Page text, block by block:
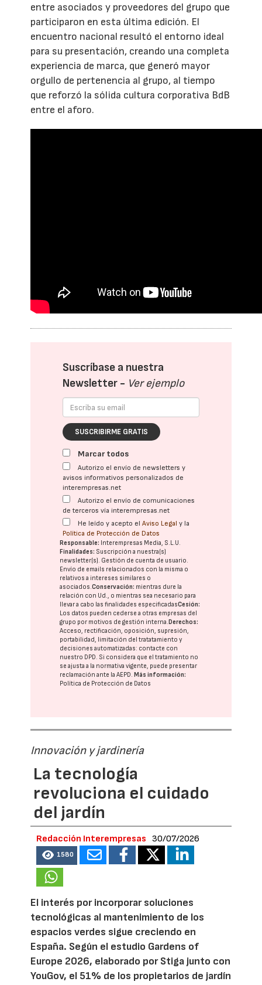
entre asociados y proveedores del grupo que
participaron en esta última edición. El
encuentro nacional resultó el entorno ideal
para su presentación, creando una completa
experiencia de marca, que generó mayor
orgullo de pertenencia al grupo, al tiempo
que reforzó la sólida cultura corporativa BdB
entre el aforo.
Suscríbase a nuestra
Newsletter - Ver ejemplo
SUSCRIBIRME GRATIS
Marcar todos
Autorizo el envío de newsletters y
avisos informativos personalizados de
interempresas.net
Autorizo el envío de comunicaciones
de terceros vía interempresas.net
He leído y acepto elAviso Legal y la
Política de Protección de Datos
Responsable: Interempresas Media, S.L.U.
Finalidades: Suscripción a nuestra(s)
newsletter(s). Gestión de cuenta de usuario.
Envío de emails relacionados con la misma o
relativos a intereses similares o
asociados.Conservación: mientras dure la
relación con Ud., o mientras sea necesario para
llevar a cabo las finalidades especificadasCesión:
Los datos pueden cederse a otras empresas del
grupo por motivos de gestión interna. Derechos:
Acceso, rectificación, oposición, supresión,
portabilidad, limitación del tratatamiento y
decisiones automatizadas: contacte con
nuestro DPD. Si considera que el tratamiento no
se ajusta a la normativa vigente, puede presentar
reclamación ante laAEPD. Más información:
Política de Protección de Datos
Innovación y jardinería
La tecnología
revoluciona el cuidado
del jardín
Redacción Interempresas 30/07/2026
1580
El interés por incorporar soluciones
tecnológicas al mantenimiento de los
espacios verdes sigue creciendo en
España. Según el estudio Gardens of
Europe 2026, elaborado por Stiga junto con
YouGov, el 51% de los propietarios de jardín